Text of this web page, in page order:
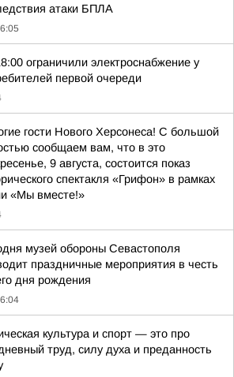
атаки БПЛА
ограничили электроснабжение у
первой очереди
гости Нового Херсонеса! С большой
сообщаем вам, что в это
9 августа, состоится показ
спектакля «Грифон» в рамках
«Мы вместе!»
музей обороны Севастополя
праздничные мероприятия в честь
дня рождения
культура и спорт — это про
труд, силу духа и преданность